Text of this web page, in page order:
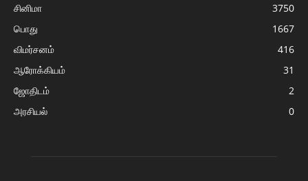
சினிமா
3750
பொது
1667
விமர்சனம்
416
ஆரோக்கியம்
31
ஜோதிடம்
2
அரசியல்
0